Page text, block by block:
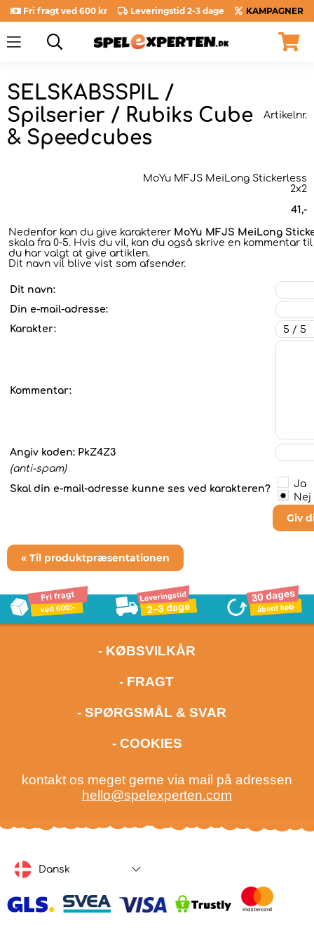
Fri fragt ved 600 kr Leveringstid 2-3 dage KAMPAGNER
SELSKABSSPIL /
Spilserier / Rubiks Cube
& Speedcubes
Artikelnr.
MoYu MFJS MeiLong Stickerless
2x2
41,-
Nedenfor kan du give karakterer MoYu MFJS MeiLong
skala fra 0-5. Hvis du vil, kan du også skrive en kommentar
du har valgt at give artiklen.
Dit navn vil blive vist som afsender.
Dit navn:
Din e-mail-adresse:
Karakter:
Kommentar:
Angiv koden: PkZ4Z3
(anti-spam)
Skal din e-mail-adresse kunne ses ved karakteren?
Ja
Nej
Giv
« Til produktpræsentationen
- KØBSVILKÅR
- FRAGT
- SPØRGSMÅL & SVAR
- COOKIES
kontakt os meget gerne via mail på adressen
hello@spelexperten.com
Dansk